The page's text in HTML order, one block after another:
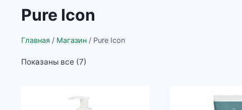
Pure Icon
Главная / Магазин / Pure Icon
Показаны все (7)